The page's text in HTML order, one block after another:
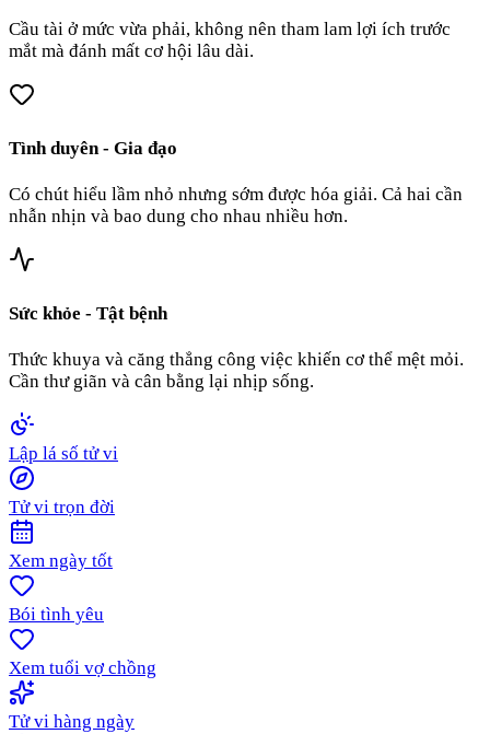
Cầu tài ở mức vừa phải, không nên tham lam lợi ích trước
mắt mà đánh mất cơ hội lâu dài.
Tình duyên - Gia đạo
Có chút hiểu lầm nhỏ nhưng sớm được hóa giải. Cả hai cần
nhẫn nhịn và bao dung cho nhau nhiều hơn.
Sức khỏe - Tật bệnh
Thức khuya và căng thẳng công việc khiến cơ thể mệt mỏi.
Cần thư giãn và cân bằng lại nhịp sống.
Lập lá số tử vi
Tử vi trọn đời
Xem ngày tốt
Bói tình yêu
Xem tuổi vợ chồng
Tử vi hàng ngày